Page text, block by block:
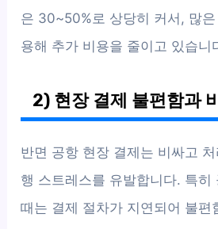
은 30~50%로 상당히 커서, 많
용해 추가 비용을 줄이고 있습니
2) 현장 결제 불편함과
반면 공항 현장 결제는 비싸고
행 스트레스를 유발합니다. 특히
때는 결제 절차가 지연되어 불편